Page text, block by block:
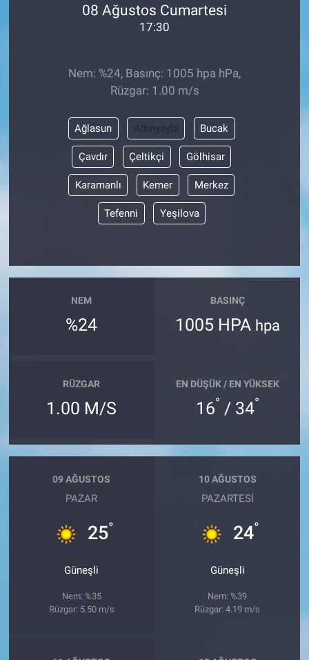
08 Ağustos Cumartesi
17:30
Nem: %24, Basınç: 1005 hpa hPa,
Rüzgar: 1.00 m/s
Ağlasun Altınyayla Bucak
Çavdır Çeltikçi Gölhisar
Karamanlı Kemer Merkez
Tefenni Yeşilova
NEM
%24
BASINÇ
1005 HPA hpa
RÜZGAR
1.00 M/S
EN DÜŞÜK / EN YÜKSEK
16° / 34°
09 AĞUSTOS
PAZAR
25°
Güneşli
Nem: %35
Rüzgar: 5.50 m/s
10 AĞUSTOS
PAZARTESI
24°
Güneşli
Nem: %39
Rüzgar: 4.19 m/s